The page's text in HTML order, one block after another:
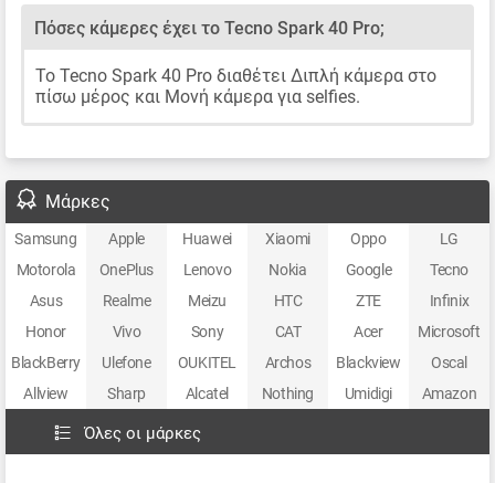
Πόσες κάμερες έχει το Tecno Spark 40 Pro;
Το Tecno Spark 40 Pro διαθέτει Διπλή κάμερα στο
πίσω μέρος και Μονή κάμερα για selfies.
Μάρκες
Samsung Apple Huawei Xiaomi Oppo
LG
Motorola
OnePlus Lenovo Nokia Google
Tecno
Asus
Realme Meizu HTC ZTE
Infinix
Honor
Vivo Sony CAT Acer
Microsoft
BlackBerry
Ulefone OUKITEL Archos Blackview
Oscal
Allview
Sharp Alcatel Nothing Umidigi Amazon
Όλες οι μάρκες